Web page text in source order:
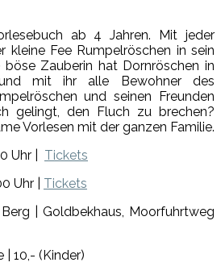
ab 4 Jahren. Mit jeder
kleine Fee Rumpelröschen in sein
böse Zauberin hat Dornröschen in
mit ihr alle Bewohner des
und seinen Freunden
gelingt, den Fluch zu brechen?
Vorlesen mit der ganzen Familie.
Uhr | Tickets
Uhr | Tickets
| Goldbekhaus, Moorfuhrtweg
| 10,- (Kinder)